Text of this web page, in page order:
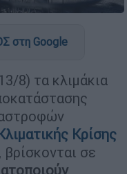
στη Google
8) τα κλιμάκια
Κρίσης
, βρίσκονται σε